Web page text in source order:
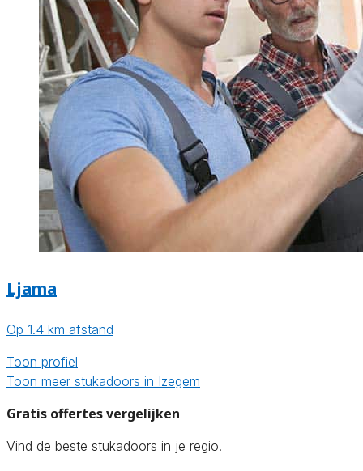
Ljama
Op 1.4 km afstand
Toon profiel
Toon meer stukadoors in Izegem
Gratis offertes vergelijken
Vind de beste stukadoors in je regio.